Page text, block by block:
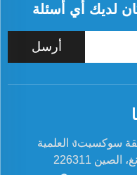
لديك أي أسئلة
أرسل
Add: #19 طريق زهوسونغ، حديقة سوكسيتง العلمية
226311